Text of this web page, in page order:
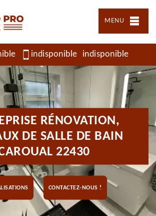
MENU
indisponible indisponible
RÉNOVATION,
DE SALLE DE BAIN
22430
CONTACTEZ-NOUS !